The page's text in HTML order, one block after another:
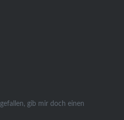
gib mir doch einen